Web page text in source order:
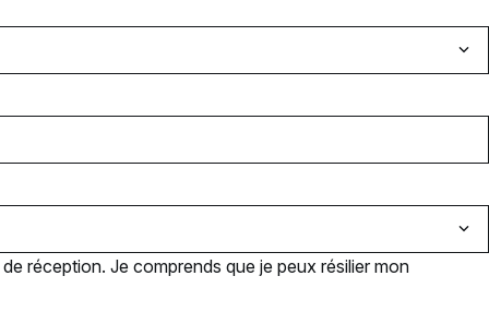
réception. Je comprends que je peux résilier mon